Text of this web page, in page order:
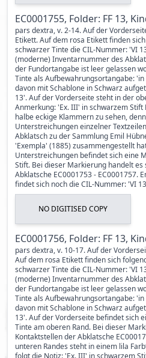
EC0001755, Folder: FF 13,
pars dextra, v. 2-14. Auf der
Etikett. Auf dem rosa Etikett finden
schwarzer Tinte die CIL-Nummer: 'VI
(moderne) Inventarnummer des
der Fundortangabe ist leer gelassen
Tinte als Aufbewahrungsortangabe:
davon mit Schablone in Schwarz
13'. Auf der Vorderseite steht in der
Anmerkung: 'Ex. III' in schwarzem Stift
halbe eckige Klammern zu sehen,
Unterstreichungen einzelner
Abklatsch zu der Sammlung Emil
'Exempla' (1885) zusammengestellt
Unterstreichungen befindet sich eine
Stift. Bei dieser Markierung handelt
Abklatsche EC0001753 - EC0001757.
findet sich noch die CIL-Nummer: 'VI
NO DIGITISED COPY
EC0001756, Folder: FF 13,
pars dextra, v. 10-17. Auf der
Auf dem rosa Etikett finden sich
schwarzer Tinte die CIL-Nummer: 'VI
(moderne) Inventarnummer des
der Fundortangabe ist leer gelassen
Tinte als Aufbewahrungsortangabe:
davon mit Schablone in Schwarz
13'. Auf der Vorderseite befindet sich
Tinte am oberen Rand. Bei dieser
Kontaktstellen der Abklatsche
unteren Randes steht in einem lila
folgt die Notiz: 'Ex. III' in schwarzem